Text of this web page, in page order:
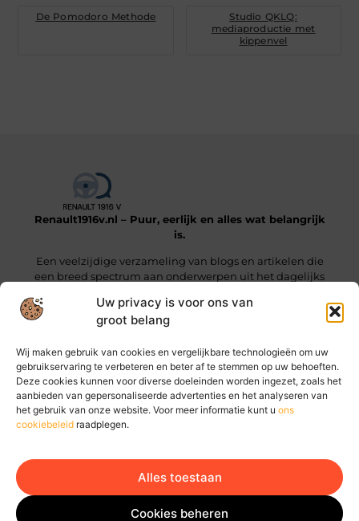
Uw privacy is voor ons van
groot belang
Wij maken gebruik van cookies en vergelijkbare technologieën om uw
gebruikservaring te verbeteren en beter af te stemmen op uw behoeften.
Deze cookies kunnen voor diverse doeleinden worden ingezet, zoals het
aanbieden van gepersonaliseerde advertenties en het analyseren van
het gebruik van onze website. Voor meer informatie kunt u ons
cookiebeleid raadplegen.
Alles toestaan
Cookies beheren
Ga Naar
De Pomodoro Methode
Studio QKLQ:
mediaproductie met
kippenvel
Renault1916v.nl – Puur, eerlijk en alles wat belangrijk
is.
Een veelzijdige verzameling van blogs en artikelen die
een breed spectrum aan onderwerpen uit het dagelijks
Onze informatie
Bericht categorie
Website index
Cookiebeleid (EU)